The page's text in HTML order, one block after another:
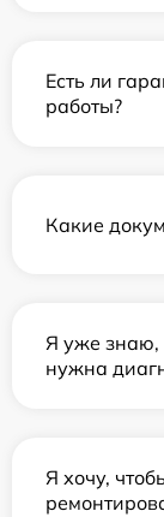
Есть ли
работы?
Какие
Я уже знаю,
нужна
Я хочу,